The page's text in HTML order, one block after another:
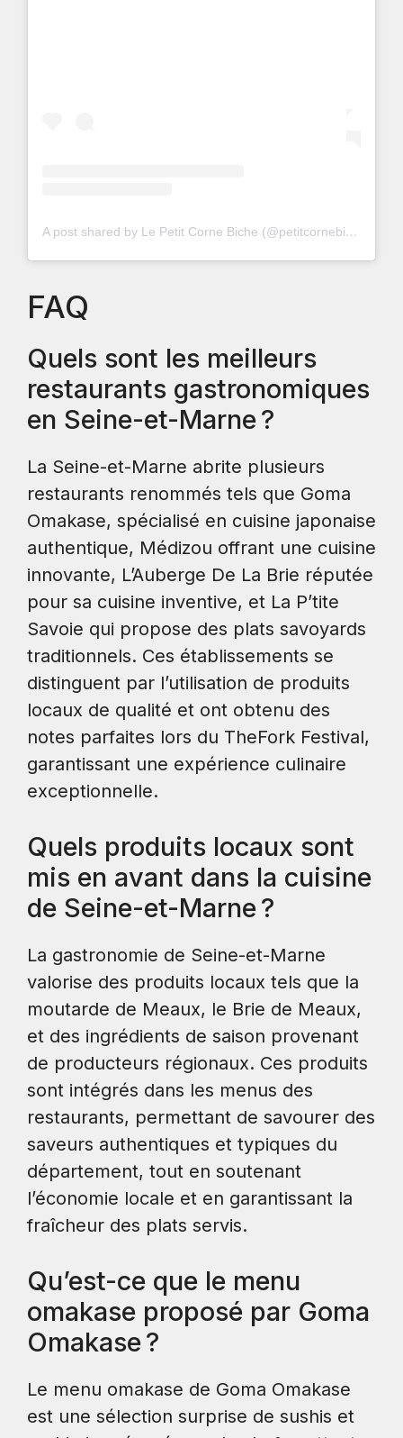
A post shared by Le Petit Corne Biche (@petitcornebiche)
FAQ
Quels sont les meilleurs
restaurants gastronomiques
en Seine-et-Marne ?
La Seine-et-Marne abrite plusieurs
restaurants renommés tels que Goma
Omakase, spécialisé en cuisine japonaise
authentique, Médizou offrant une cuisine
innovante, L’Auberge De La Brie réputée
pour sa cuisine inventive, et La P’tite
Savoie qui propose des plats savoyards
traditionnels. Ces établissements se
distinguent par l’utilisation de produits
locaux de qualité et ont obtenu des
notes parfaites lors du TheFork Festival,
garantissant une expérience culinaire
exceptionnelle.
Quels produits locaux sont
mis en avant dans la cuisine
de Seine-et-Marne ?
La gastronomie de Seine-et-Marne
valorise des produits locaux tels que la
moutarde de Meaux, le Brie de Meaux,
et des ingrédients de saison provenant
de producteurs régionaux. Ces produits
sont intégrés dans les menus des
restaurants, permettant de savourer des
saveurs authentiques et typiques du
département, tout en soutenant
l’économie locale et en garantissant la
fraîcheur des plats servis.
Qu’est-ce que le menu
omakase proposé par Goma
Omakase ?
Le menu omakase de Goma Omakase
est une sélection surprise de sushis et